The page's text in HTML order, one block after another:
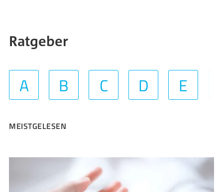
Ratgeber
A B C D E
MEISTGELESEN